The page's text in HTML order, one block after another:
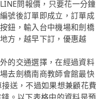
問報價，只要花一分鐘
號後訂單即成立，訂單成
鈕，輸入台中機場和劍橋
方，越早下訂，優惠越
的交通選擇，在經過資料
去劍橋南商教師會館最快
送，不過如果想兼顧花費